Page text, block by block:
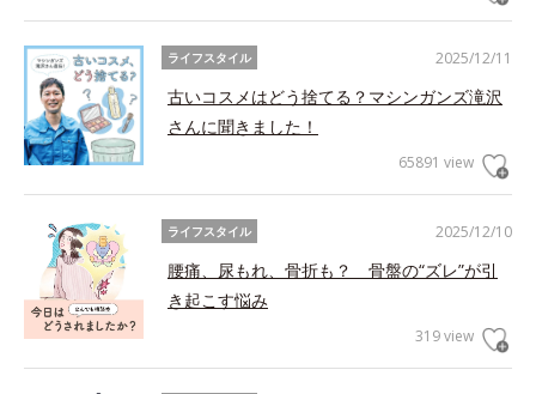
2025/12/11
ライフスタイル
古いコスメはどう捨てる？マシンガンズ滝沢
さんに聞きました！
65891 view
2025/12/10
ライフスタイル
腰痛、尿もれ、骨折も？ 骨盤の“ズレ”が引
き起こす悩み
319 view